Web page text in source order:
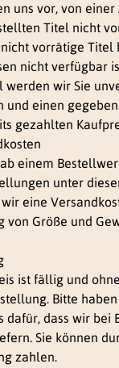
uns vor, von
Titel nicht
vorrätige
nicht verfügbar
werden wir Sie
und einen
gezahlten
einem
unter
eine
von Größe und
ist fällig und
Bitte haben
dafür, dass wir bei
Sie können
zahlen.